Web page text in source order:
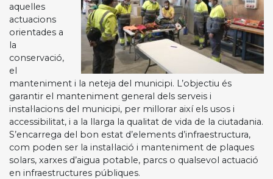
aquelles
actuacions
orientades a
la
conservació,
el
manteniment i la neteja del municipi. L’objectiu és
garantir el manteniment general dels serveis i
instal·lacions del municipi, per millorar així els usos i
accessibilitat, i a la llarga la qualitat de vida de la ciutadania.
S’encarrega del bon estat d’elements d’infraestructura,
com poden ser la instal·lació i manteniment de plaques
solars, xarxes d’aigua potable, parcs o qualsevol actuació
en infraestructures públiques.